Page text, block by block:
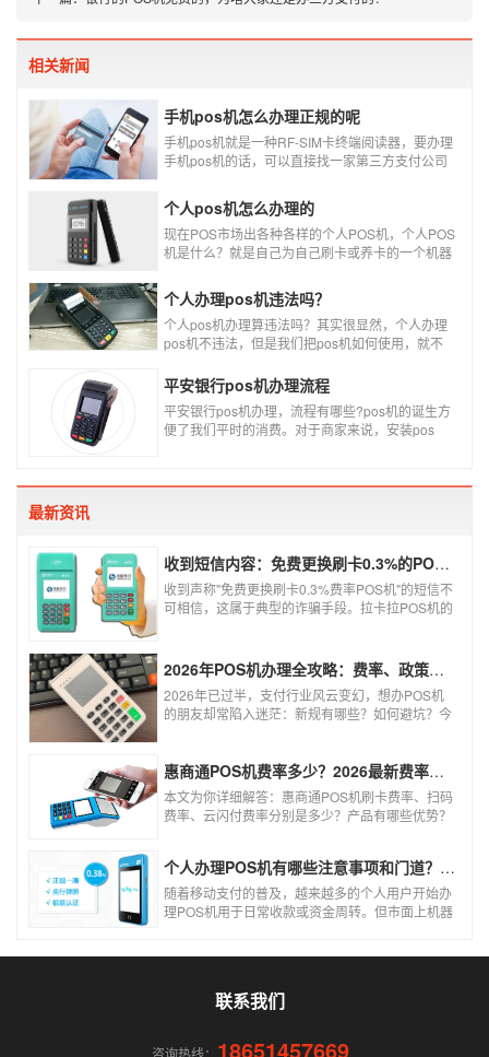
相关新闻
手机pos机怎么办理正规的呢
手机pos机就是一种RF-SIM卡终端阅读器，要办理
手机pos机的话，可以直接找一家第三方支付公司
个人pos机怎么办理的
现在POS市场出各种各样的个人POS机，个人POS
机是什么？就是自己为自己刷卡或养卡的一个机器
个人办理pos机违法吗？
个人pos机办理算违法吗？其实很显然，个人办理
pos机不违法，但是我们把pos机如何使用，就不
现，套现不换，那么我们这样使用pos机肯定就是
违法的，只有我们在安全的使用之下，我们的个人
办理的pos机才是正规的，但是自己刷自己信用卡
用自己的pos机，这样只是算违规，只要我们按时
干扰到他人，不恶意套现银行，那么我们的行为犯
平安银行pos机办理流程
平安银行pos机办理，流程有哪些?pos机的诞生方
便了我们平时的消费。对于商家来说，安装pos
最新资讯
收到短信内容：免费更换刷卡0.3%的POS机，可以相信吗？
收到声称"免费更换刷卡0.3%费率POS机"的短信不
可相信，这属于典型的诈骗手段。拉卡拉POS机的
风险。以下结合权威信息分析原因及应对建议：2026年POS机办理全攻略：费率、政策、避坑一篇讲清
2026年已过半，支付行业风云变幻，想办POS机
的朋友却常陷入迷茫：新规有哪些？如何避坑？今
使用！
惠商通POS机费率多少？2026最新费率标准及办理全攻略
本文为你详细解答：惠商通POS机刷卡费率、扫码
费率、云闪付费率分别是多少？产品有哪些优势？
个人办理POS机有哪些注意事项和门道？（2026最新避坑指南）
随着移动支付的普及，越来越多的个人用户开始办
理POS机用于日常收款或资金周转。但市面上机器
联系我们
咨询热线： 18651457669